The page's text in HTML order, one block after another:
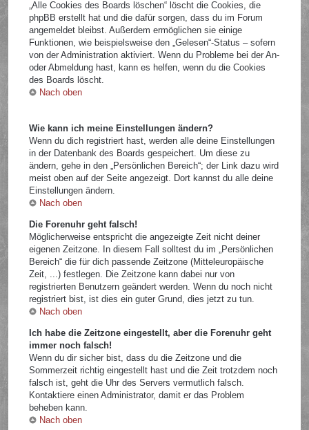
„Alle Cookies des Boards löschen“ löscht die Cookies, die
phpBB erstellt hat und die dafür sorgen, dass du im Forum
angemeldet bleibst. Außerdem ermöglichen sie einige
Funktionen, wie beispielsweise den „Gelesen“-Status – sofern
von der Administration aktiviert. Wenn du Probleme bei der An-
oder Abmeldung hast, kann es helfen, wenn du die Cookies
des Boards löscht.
Nach oben
Wie kann ich meine Einstellungen ändern?
Wenn du dich registriert hast, werden alle deine Einstellungen
in der Datenbank des Boards gespeichert. Um diese zu
ändern, gehe in den „Persönlichen Bereich“; der Link dazu wird
meist oben auf der Seite angezeigt. Dort kannst du alle deine
Einstellungen ändern.
Nach oben
Die Forenuhr geht falsch!
Möglicherweise entspricht die angezeigte Zeit nicht deiner
eigenen Zeitzone. In diesem Fall solltest du im „Persönlichen
Bereich“ die für dich passende Zeitzone (Mitteleuropäische
Zeit, ...) festlegen. Die Zeitzone kann dabei nur von
registrierten Benutzern geändert werden. Wenn du noch nicht
registriert bist, ist dies ein guter Grund, dies jetzt zu tun.
Nach oben
Ich habe die Zeitzone eingestellt, aber die Forenuhr geht
immer noch falsch!
Wenn du dir sicher bist, dass du die Zeitzone und die
Sommerzeit richtig eingestellt hast und die Zeit trotzdem noch
falsch ist, geht die Uhr des Servers vermutlich falsch.
Kontaktiere einen Administrator, damit er das Problem
beheben kann.
Nach oben